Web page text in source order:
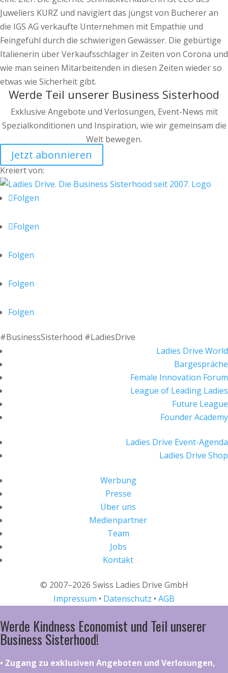
Juweliers KURZ und navigiert das jüngst von Bucherer an
die IGS AG verkaufte Unternehmen mit Empathie und
Feingefühl durch die schwierigen Gewässer. Die gebürtige
Italienerin über Verkaufsschlager in Zeiten von Corona und
wie man seinen Mitarbeitenden in diesen Zeiten wieder so
etwas wie Sicherheit gibt.
Werde Teil unserer Business Sisterhood
Exklusive Angebote und Verlosungen, Event-News mit
Spezialkonditionen und Inspiration, wie wir gemeinsam die
Welt bewegen.
Jetzt abonnieren
Kreiert von:
Folgen
Folgen
Folgen
Folgen
Folgen
#BusinessSisterhood #LadiesDrive
Ladies Drive World
Bargespräche
Female Innovation Forum
League of Leading Ladies
Future League
Founder Academy
Ladies Drive Event-Agenda
Ladies Drive Shop
Werbung
Presse
Über uns
Medienpartner
Team
Jobs
Kontakt
© 2007–2026 Swiss Ladies Drive GmbH
Impressum • Datenschutz • AGB
Werde Kindness Economist und Teil unserer
Business Sisterhood!
•⁠ ⁠⁠Zugang zu exklusiven Angeboten und Verlosungen,